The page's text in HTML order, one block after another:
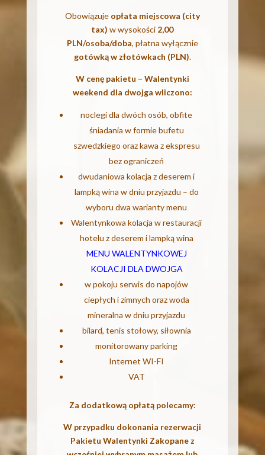
Obowiązuje opłata miejscowa (city
tax) w wysokości 2,00
PLN/osoba/doba, płatna wyłącznie
gotówką w złotówkach (PLN).
W cenę pakietu – Walentynki
weekend dla dwojga wliczono:
noclegi dla dwóch osób, obfite
śniadania w formie bufetu
szwedzkiego oraz kawa z ekspresu
bez ograniczeń
dwudaniowa kolacja z deserem i
lampką wina w dniu przyjazdu – do
wyboru dwa warianty menu
Walentynkowa kolacja w restauracji
hotelu z deserem i lampką wina
MENU WALENTYNKOWEJ
KOLACJI DLA DWOJGA
w pokoju serwis do napojów
ciepłych i zimnych oraz woda
mineralna w dniu przyjazdu
bilard, tenis stołowy, siłownia
monitorowany parking
Internet WI-FI
VAT
Za dodatkową opłatą polecamy:
W przypadku dokonania rezerwacji
Pakietu Walentynki Zakopane z